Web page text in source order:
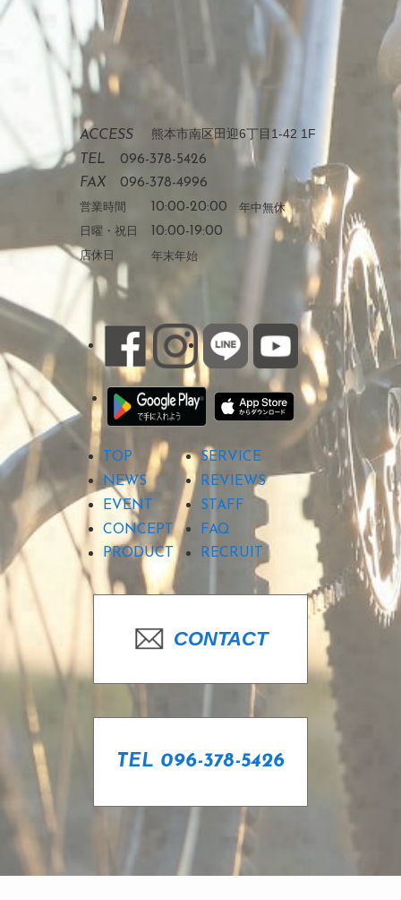
ACCESS 熊本市南区田迎6丁目1-42 1F
TEL
096-378-5426
FAX
096-378-4996
営業時間 10:00-20:00 年中無休
日曜・祝日
10:00-19:00
店休日 年末年始
TOP
SERVICE
NEWS
REVIEWS
EVENT
STAFF
CONCEPT
FAQ
PRODUCT
RECRUIT
CONTACT
TEL 096-378-5426